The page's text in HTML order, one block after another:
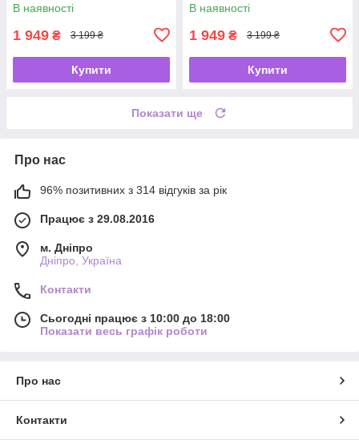
В наявності
1 949 ₴ 3 199 ₴
Купити
В наявності
1 949 ₴ 3 199 ₴
Купити
Показати ще
Про нас
96% позитивних з 314 відгуків за рік
Працює з 29.08.2016
м. Дніпро
Дніпро, Україна
Контакти
Сьогодні працює з 10:00 до 18:00
Показати весь графік роботи
Про нас
Контакти